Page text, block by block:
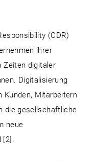
(CDR)
ihrer
Zeiten digitaler
Digitalisierung
Kunden, Mitarbeitern
die gesellschaftliche
neue
[2].